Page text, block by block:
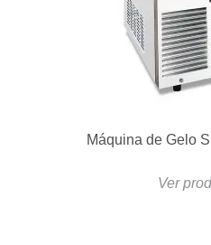
Máquina de Gelo
Ver